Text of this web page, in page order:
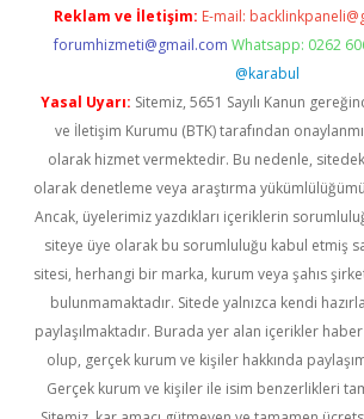
Reklam ve İletişim: E-mail:
forumhizmeti@gmail.com Whatsapp: 0262
@karabul
Yasal Uyarı: Sitemiz, 5651 Sayılı Kanun
ve İletişim Kurumu (BTK) tarafından
olarak hizmet vermektedir. Bu nedenle,
olarak denetleme veya araştırma
Ancak, üyelerimiz yazdıkları içeriklerin
siteye üye olarak bu sorumluluğu kabul etmiş
sitesi, herhangi bir marka, kurum veya şahıs
bulunmamaktadır. Sitede yalnızca kendi
paylaşılmaktadır. Burada yer alan içerikler
olup, gerçek kurum ve kişiler hakkında
Gerçek kurum ve kişiler ile isim benzerlikleri